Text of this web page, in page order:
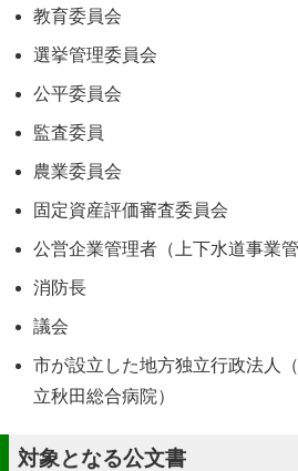
教育委員会
選挙管理委員会
公平委員会
監査委員
農業委員会
固定資産評価審査委員会
公営企業管理者（上下水道事業管
消防長
議会
市が設立した地方独立行政法人
立秋田総合病院）
対象となる公文書